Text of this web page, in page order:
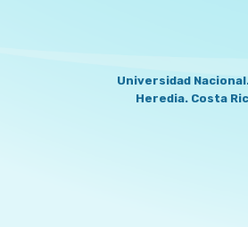
Universidad
Heredia. Costa